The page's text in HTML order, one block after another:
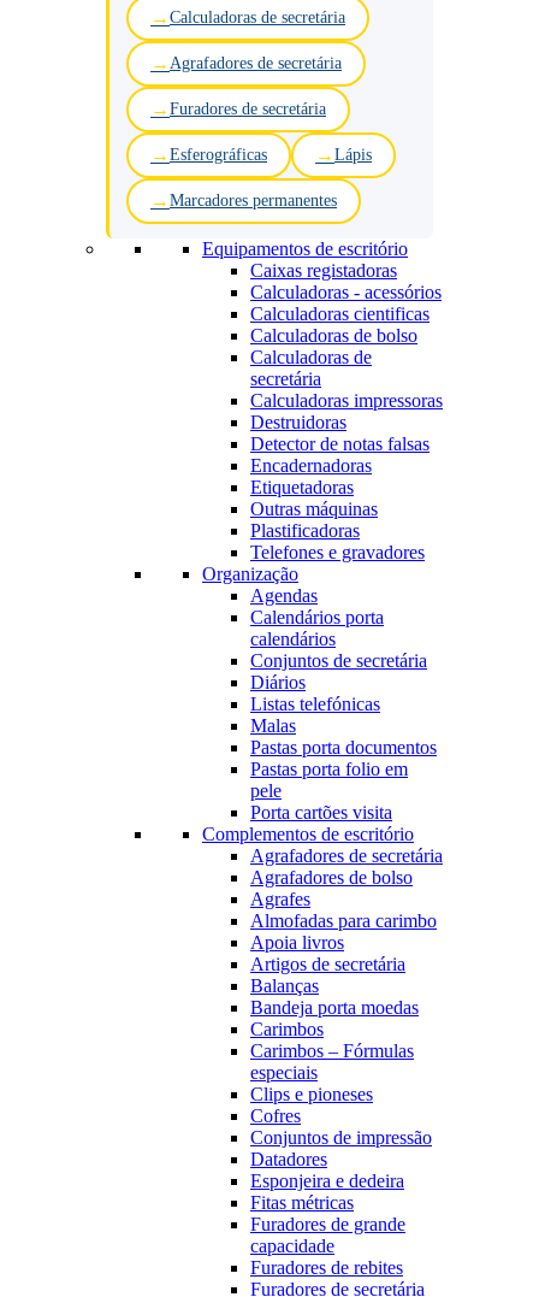
Calculadoras de secretária
Agrafadores de secretária
Furadores de secretária
Esferográficas Lápis
Marcadores permanentes
Equipamentos de escritório
Caixas registadoras
Calculadoras - acessórios
Calculadoras cientificas
Calculadoras de bolso
Calculadoras de
secretária
Calculadoras impressoras
Destruidoras
Detector de notas falsas
Encadernadoras
Etiquetadoras
Outras máquinas
Plastificadoras
Telefones e gravadores
Organização
Agendas
Calendários porta
calendários
Conjuntos de secretária
Diários
Listas telefónicas
Malas
Pastas porta documentos
Pastas porta folio em
pele
Porta cartões visita
Complementos de escritório
Agrafadores de secretária
Agrafadores de bolso
Agrafes
Almofadas para carimbo
Apoia livros
Artigos de secretária
Balanças
Bandeja porta moedas
Carimbos
Carimbos – Fórmulas
especiais
Clips e pioneses
Cofres
Conjuntos de impressão
Datadores
Esponjeira e dedeira
Fitas métricas
Furadores de grande
capacidade
Furadores de rebites
Furadores de secretária